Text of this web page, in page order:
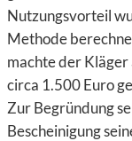
Nutzungsvorteil
Methode
machte der Kläger
circa 1.500 Euro
Zur Begründung
Bescheinigung